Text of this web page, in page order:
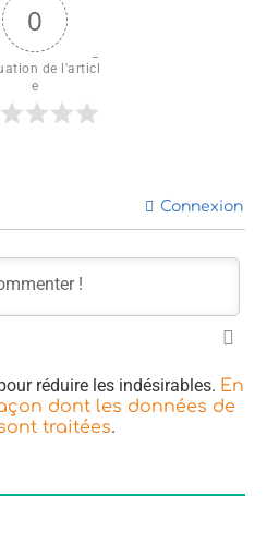
0
de l'articl
e
Connexion
réduire les indésirables. En
dont les données de
traitées.